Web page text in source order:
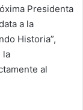
Presidenta
a la
Historia”,
la
al